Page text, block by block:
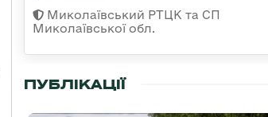
Миколаївський РТЦК та СП
Миколаївської обл.
ПУБЛІКАЦІЇ